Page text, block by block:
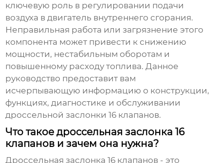
ключевую роль в регулировании подачи
воздуха в двигатель внутреннего сгорания.
Неправильная работа или загрязнение этого
компонента может привести к снижению
мощности, нестабильным оборотам и
повышенному расходу топлива. Данное
руководство предоставит вам
исчерпывающую информацию о конструкции,
функциях, диагностике и обслуживании
дроссельной заслонки 16 клапанов.
Что такое дроссельная заслонка 16
клапанов и зачем она нужна?
Дроссельная заслонка 16 клапанов - это